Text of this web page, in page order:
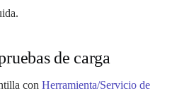
de carga
con Herramienta/Servicio de